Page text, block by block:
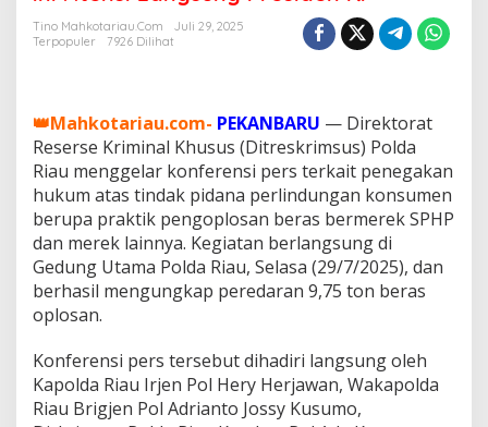
i
g
a
p
9
,
7
5
T
o
e
r
a
s
Tino Mahkotariau.com
Juli 29, 2025
Terpopuler
7926 Dilihat
👑Mahkotariau.com- PEKANBARU — Direktorat
Reserse Kriminal Khusus (Ditreskrimsus) Polda
Riau menggelar konferensi pers terkait penegakan
hukum atas tindak pidana perlindungan konsumen
berupa praktik pengoplosan beras bermerek SPHP
dan merek lainnya. Kegiatan berlangsung di
Gedung Utama Polda Riau, Selasa (29/7/2025), dan
berhasil mengungkap peredaran 9,75 ton beras
oplosan.
Konferensi pers tersebut dihadiri langsung oleh
Kapolda Riau Irjen Pol Hery Herjawan, Wakapolda
Riau Brigjen Pol Adrianto Jossy Kusumo,